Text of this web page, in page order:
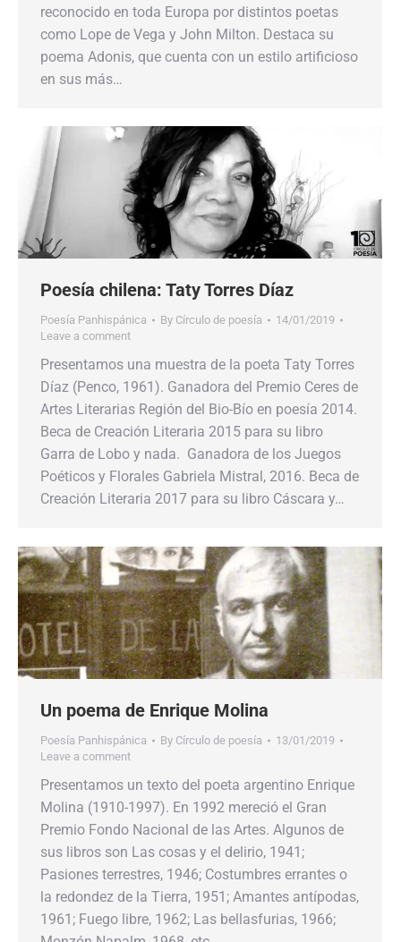
reconocido en toda Europa por distintos poetas
como Lope de Vega y John Milton. Destaca su
poema Adonis, que cuenta con un estilo artificioso
en sus más…
Poesía chilena: Taty Torres Díaz
Poesía Panhispánica By Círculo de poesía
14/01/2019
Leave a comment
Presentamos una muestra de la poeta Taty Torres
Díaz (Penco, 1961). Ganadora del Premio Ceres de
Artes Literarias Región del Bio-Bío en poesía 2014.
Beca de Creación Literaria 2015 para su libro
Garra de Lobo y nada. Ganadora de los Juegos
Poéticos y Florales Gabriela Mistral, 2016. Beca de
Creación Literaria 2017 para su libro Cáscara y…
Un poema de Enrique Molina
Poesía Panhispánica By Círculo de poesía
13/01/2019
Leave a comment
Presentamos un texto del poeta argentino Enrique
Molina (1910-1997). En 1992 mereció el Gran
Premio Fondo Nacional de las Artes. Algunos de
sus libros son Las cosas y el delirio, 1941;
Pasiones terrestres, 1946; Costumbres errantes o
la redondez de la Tierra, 1951; Amantes antípodas,
1961; Fuego libre, 1962; Las bellasfurias, 1966;